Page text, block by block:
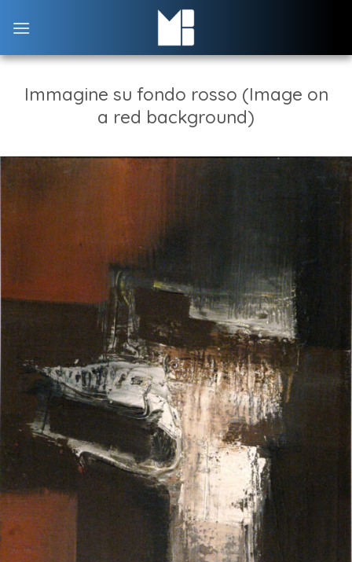
Immagine su fondo rosso (Image on
a red background)